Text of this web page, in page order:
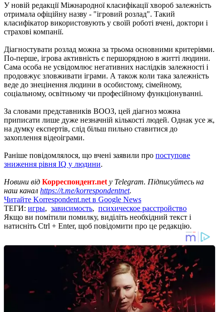
У новій редакції Міжнародної класифікації хвороб залежність
отримала офіційну назву - "ігровий розлад". Такий
класифікатор використовують у своїй роботі вчені, доктори і
страхові компанії.
Діагностувати розлад можна за трьома основними критеріями.
По-перше, ігрова активність є першорядною в житті людини.
Сама особа не усвідомлює негативних наслідків залежності і
продовжує зловживати іграми. А також коли така залежність
веде до знецінення людини в особистому, сімейному,
соціальному, освітньому чи професійному функціонуванні.
За словами представників ВООЗ, цей діагноз можна
приписати лише дуже незначній кількості людей. Однак усе ж,
на думку експертів, слід більш пильно ставитися до
захоплення відеоіграми.
Раніше повідомлялося, що вчені заявили про поступове
зниження рівня IQ у людини.
Новини від Корреспондент.net у Telegram. Підписуйтесь на
наш канал https://t.me/korrespondentnet.
Читайте Korrespondent.net в Google News
ТЕГИ: игры, зависимость, психическое расстройство
Якщо ви помітили помилку, виділіть необхідний текст і
натисніть Ctrl + Enter, щоб повідомити про це редакцію.